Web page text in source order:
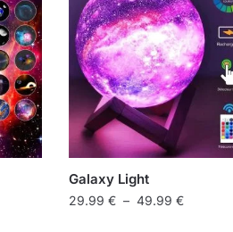
Galaxy Light
29.99€ – 49.99€Plage